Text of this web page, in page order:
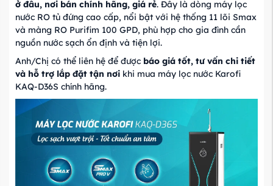
ở đâu, nơi bán chính hãng, giá rẻ. Đây là dòng máy lọc
nước RO tủ đứng cao cấp, nổi bật với hệ thống 11 lõi Smax
và màng RO Purifim 100 GPD, phù hợp cho gia đình cần
nguồn nước sạch ổn định và tiện lợi.
Anh/Chị có thể liên hệ để được báo giá tốt, tư vấn chi tiết
và hỗ trợ lắp đặt tận nơi khi mua máy lọc nước Karofi
KAQ-D36S chính hãng.